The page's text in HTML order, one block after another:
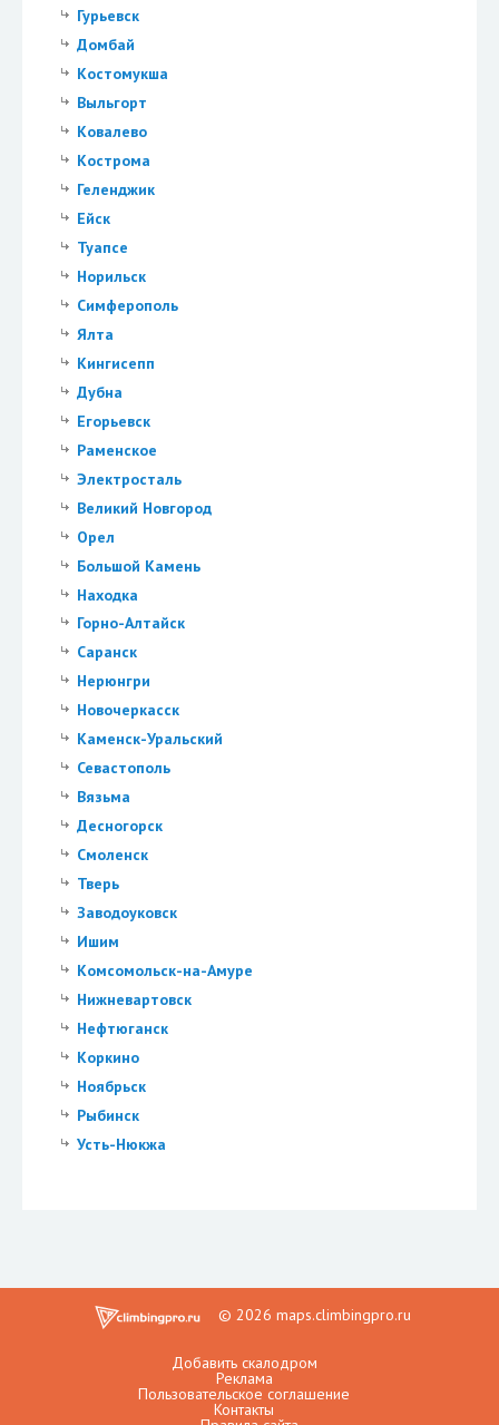
Гурьевск
Домбай
Костомукша
Выльгорт
Ковалево
Кострома
Геленджик
Ейск
Туапсе
Норильск
Симферополь
Ялта
Кингисепп
Дубна
Егорьевск
Раменское
Электросталь
Великий Новгород
Орел
Большой Камень
Находка
Горно-Алтайск
Саранск
Нерюнгри
Новочеркасск
Каменск-Уральский
Севастополь
Вязьма
Десногорск
Смоленск
Тверь
Заводоуковск
Ишим
Комсомольск-на-Амуре
Нижневартовск
Нефтюганск
Коркино
Ноябрьск
Рыбинск
Усть-Нюкжа
© 2026 maps.climbingpro.ru
Добавить скалодром
Реклама
Пользовательское соглашение
Контакты